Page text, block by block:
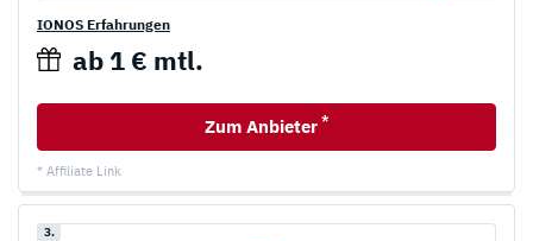
IONOS Erfahrungen
ab 1 € mtl.
Zum Anbieter *
* Affiliate Link
3.